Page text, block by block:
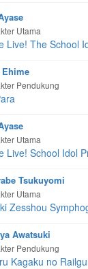
Utama
Live! The School
Ehime
Pendukung
Utama
Live! School Idol
Tsukuyomi
Utama
Zesshou
Awatsuki
Pendukung
Kagaku no